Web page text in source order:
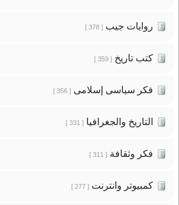
روايات جيب[ 378 ]
كتب تاريخ[ 359 ]
فكر سياسى إسلامى[ 356 ]
التاريخ والجغرافيا[ 331 ]
فكر وثقافة[ 311 ]
كمبيوتر وانترنت[ 277 ]